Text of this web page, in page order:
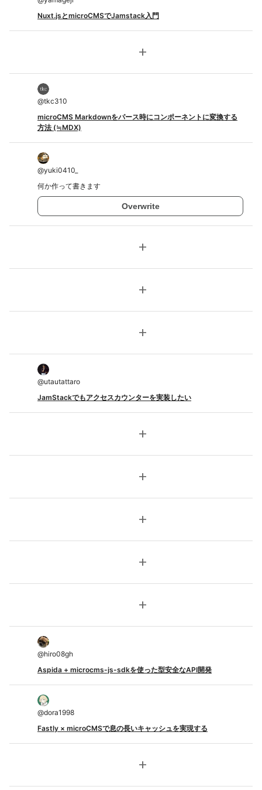
Nuxt.jsとmicroCMSでJamstack入門
add
@tkc310
microCMS Markdownをパース時にコンポーネントに変換する
方法 (≒MDX)
@yuki0410_
何か作って書きます
Overwrite
add
add
add
@utautattaro
JamStackでもアクセスカウンターを実装したい
add
add
add
add
add
@hiro08gh
Aspida + microcms-js-sdkを使った型安全なAPI開発
@dora1998
Fastly × microCMSで息の長いキャッシュを実現する
add